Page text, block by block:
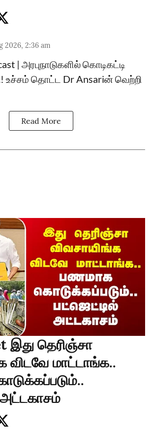
2026, 2:36 am
| அரபுநாடுகளில் கொடிகட்டி
உச்சம் தொட்ட Dr Ansariன் வெற்றி
Read More
இது தெரிஞ்சா
விடவே மாட்டாங்க..
அட்டகாசம்